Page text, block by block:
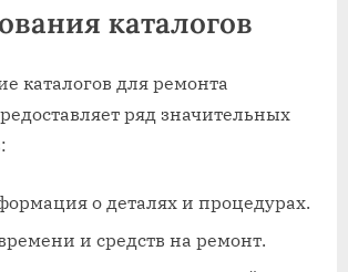
каталогов
каталогов для ремонта
ряд значительных
о деталях и процедурах.
и средств на ремонт.